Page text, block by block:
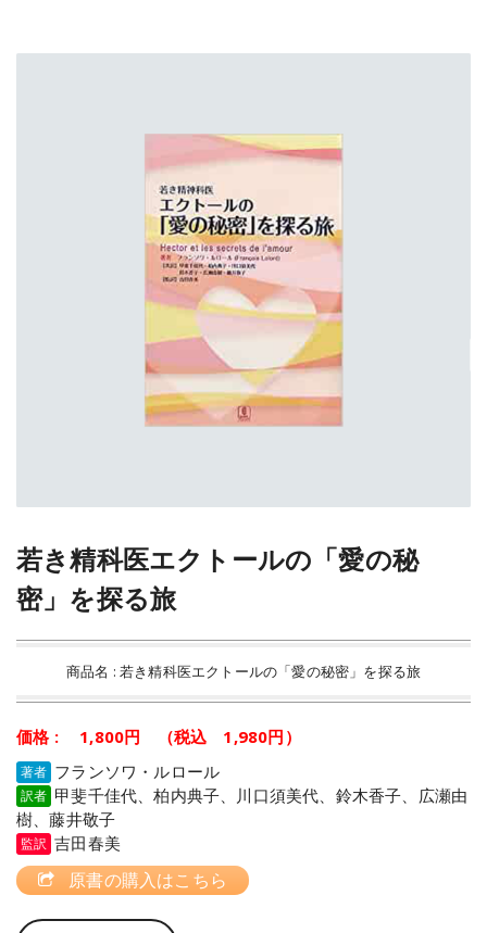
若き精科医エクトールの「愛の秘
密」を探る旅
商品名 : 若き精科医エクトールの「愛の秘密」を探る旅
価格 : 1,800円 （税込 1,980円）
著者 フランソワ・ルロール
訳者 甲斐千佳代、柏内典子、川口須美代、鈴木香子、広瀬由
樹、藤井敬子
監訳 吉田春美
原書の購入はこちら